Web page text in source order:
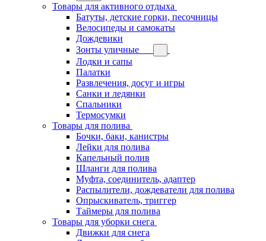
Товары для активного отдыха
Батуты, детские горки, песочницы
Велосипеды и самокаты
Дождевики
Зонты уличные
Лодки и сапы
Палатки
Развлечения, досуг и игры
Санки и ледянки
Спальники
Термосумки
Товары для полива
Бочки, баки, канистры
Лейки для полива
Капельный полив
Шланги для полива
Муфта, соединитель, адаптер
Распылители, дождеватели для полива
Опрыскиватель, триггер
Таймеры для полива
Товары для уборки снега
Движки для снега